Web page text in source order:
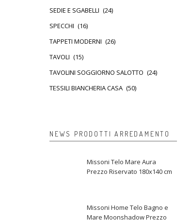
SEDIE E SGABELLI (24)
SPECCHI (16)
TAPPETI MODERNI (26)
TAVOLI (15)
TAVOLINI SOGGIORNO SALOTTO (24)
TESSILI BIANCHERIA CASA (50)
NEWS PRODOTTI ARREDAMENTO
Missoni Telo Mare Aura
Prezzo Riservato 180x140 cm
Missoni Home Telo Bagno e
Mare Moonshadow Prezzo